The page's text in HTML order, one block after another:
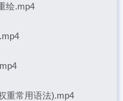
绘.mp4
重常用语法).mp4